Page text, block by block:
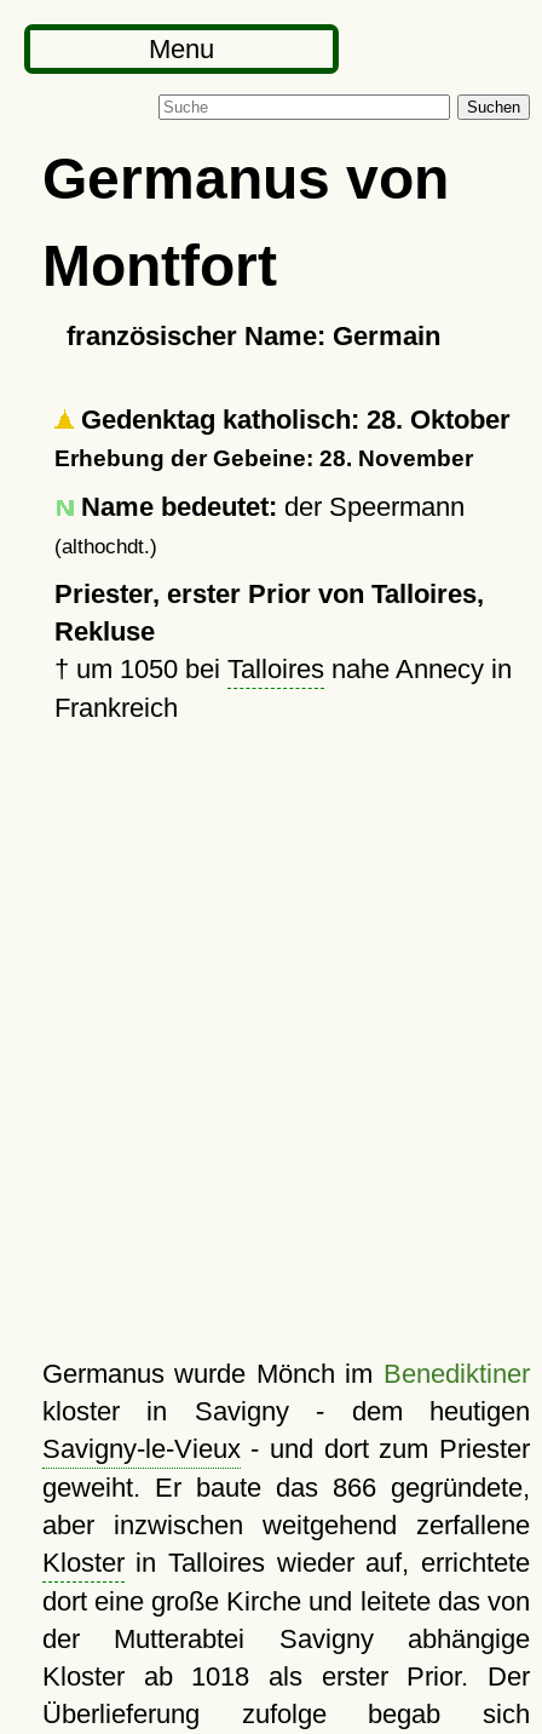
Menu
Suchen
Germanus von
Montfort
französischer Name: Germain
Gedenktag katholisch: 28. Oktober
Erhebung der Gebeine: 28. November
Name bedeutet: der Speermann
(althochdt.)
Priester, erster Prior von Talloires,
Rekluse
† um 1050bei Talloiresnahe Annecy in
Frankreich
Germanus wurde Mönch im Benediktiner
kloster in Savigny - dem heutigen
Savigny-le-Vieux- und dort zum Priester
geweiht. Er baute das 866 gegründete,
aber inzwischen weitgehend zerfallene
Klosterin Talloires wieder auf, errichtete
dort eine große Kirche und leitete das von
der Mutterabtei Savigny abhängige
Kloster ab 1018 als erster Prior. Der
Überlieferung zufolge begab sich